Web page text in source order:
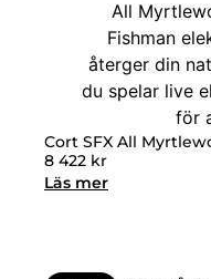
Cort SFX All
8 422 kr
Läs mer